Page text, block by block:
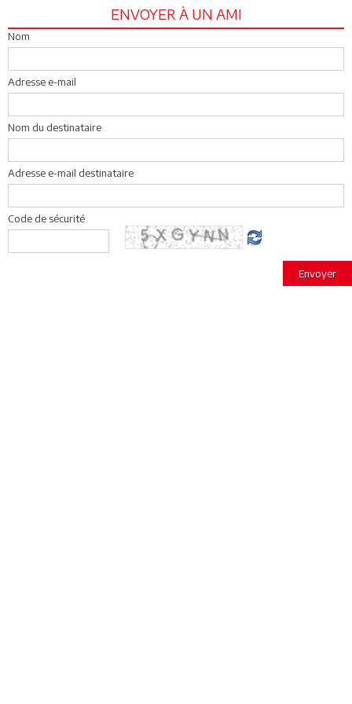
ENVOYER À UN AMI
Nom
Adresse e-mail
Nom du destinataire
Adresse e-mail destinataire
Code de sécurité
Envoyer